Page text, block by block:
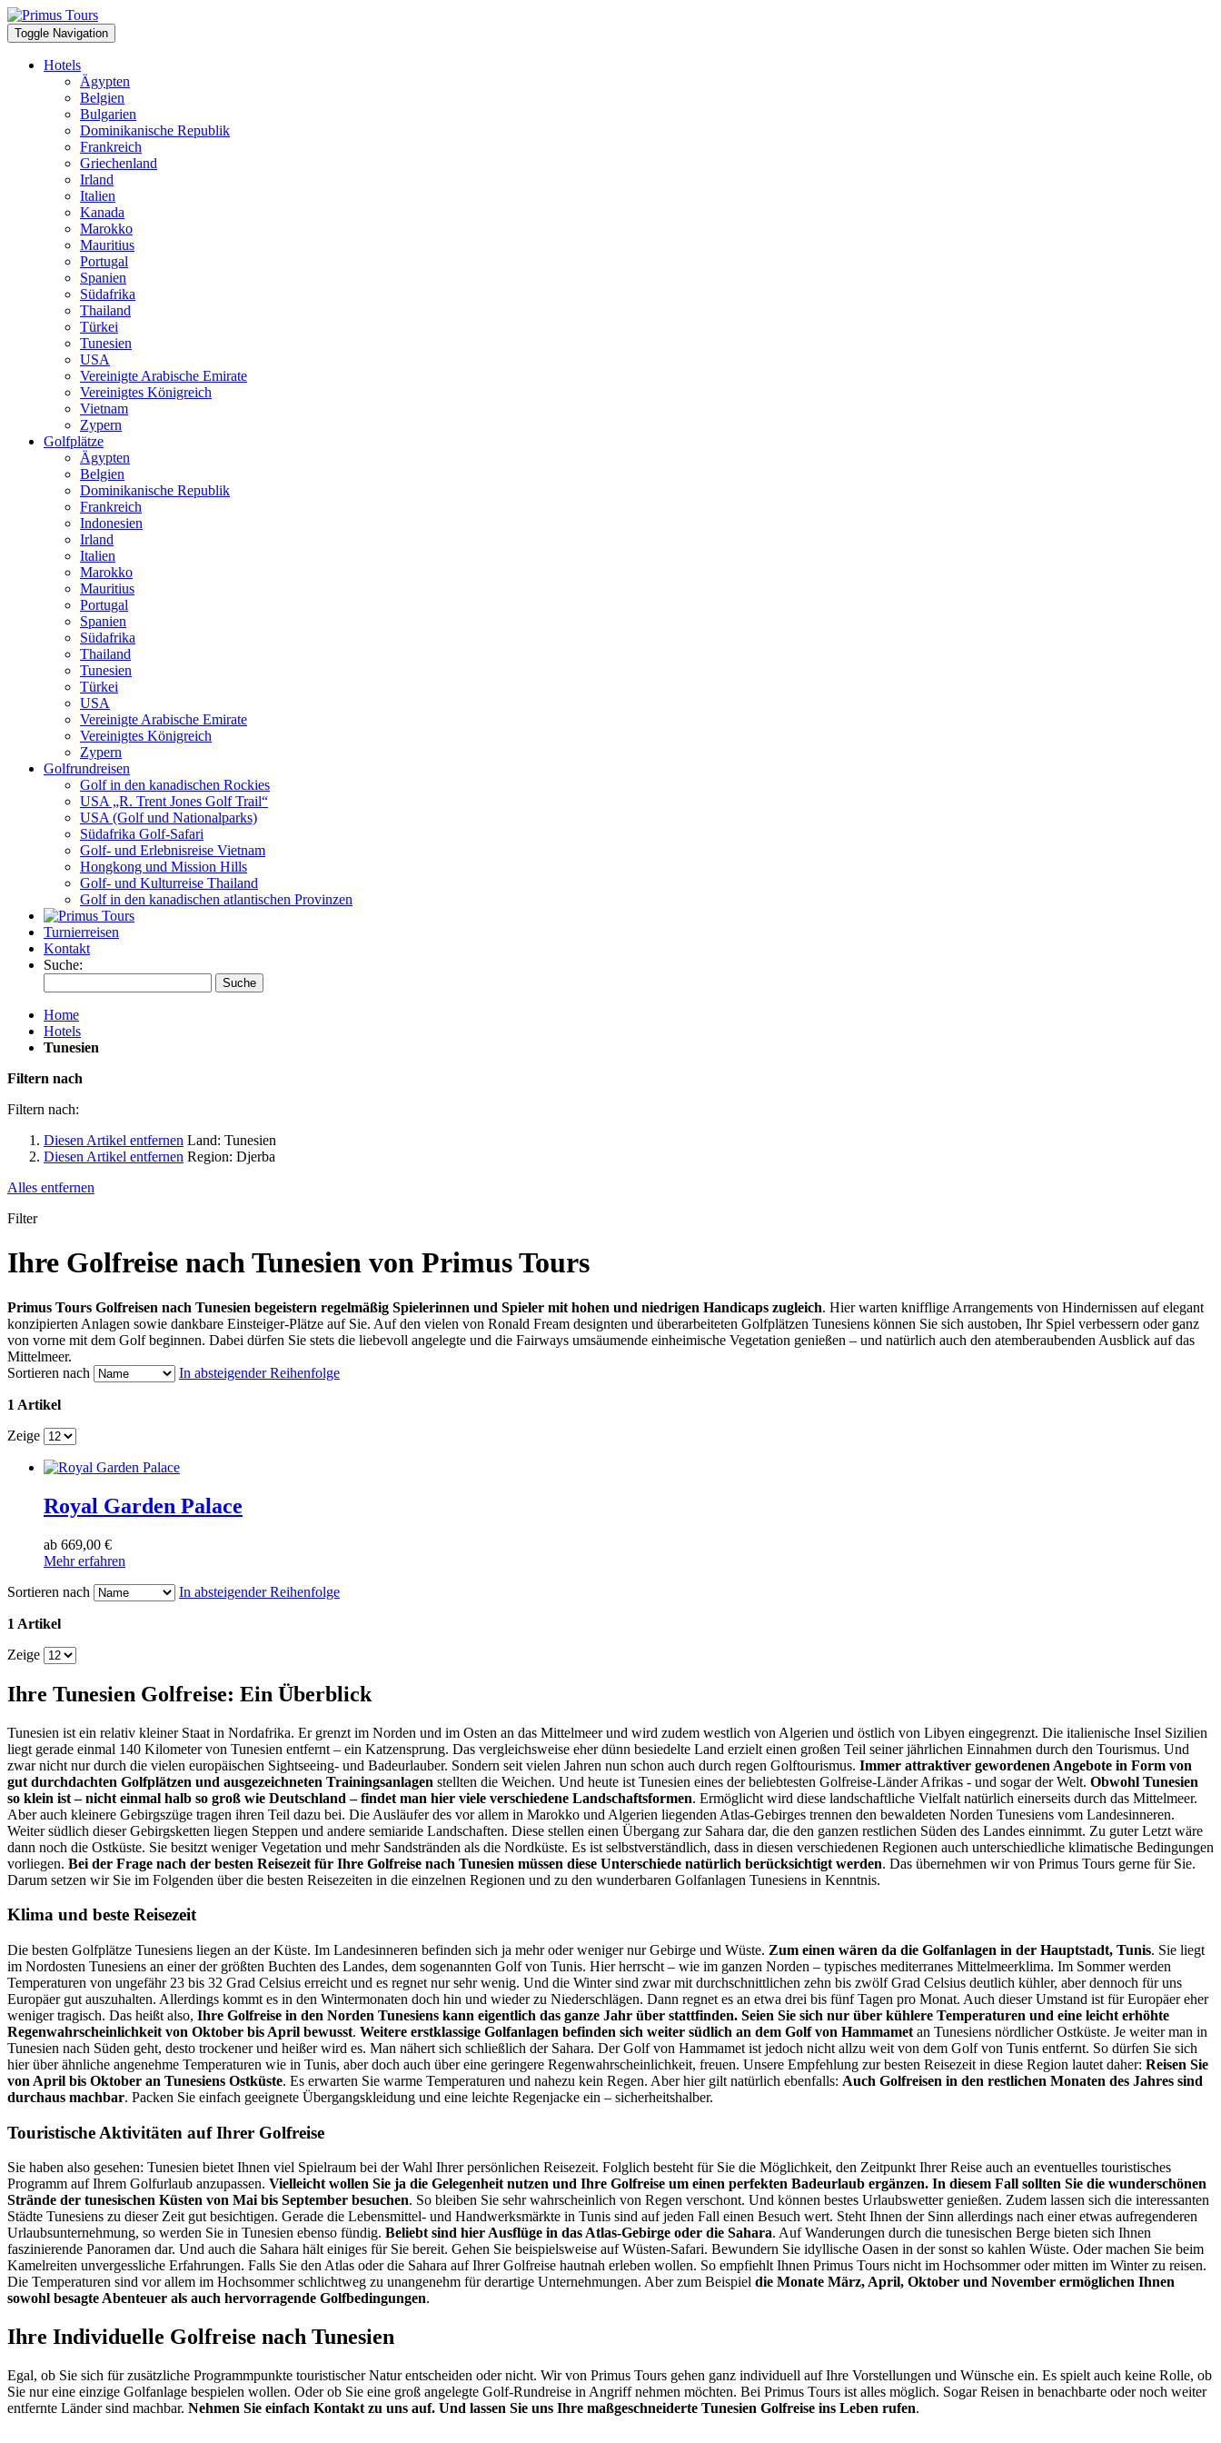
Toggle Navigation
Hotels
Ägypten
Belgien
Bulgarien
Dominikanische Republik
Frankreich
Griechenland
Irland
Italien
Kanada
Marokko
Mauritius
Portugal
Spanien
Südafrika
Thailand
Türkei
Tunesien
USA
Vereinigte Arabische Emirate
Vereinigtes Königreich
Vietnam
Zypern
Golfplätze
Ägypten
Belgien
Dominikanische Republik
Frankreich
Indonesien
Irland
Italien
Marokko
Mauritius
Portugal
Spanien
Südafrika
Thailand
Tunesien
Türkei
USA
Vereinigte Arabische Emirate
Vereinigtes Königreich
Zypern
Golfrundreisen
Golf in den kanadischen Rockies
USA „R. Trent Jones Golf Trail“
USA (Golf und Nationalparks)
Südafrika Golf-Safari
Golf- und Erlebnisreise Vietnam
Hongkong und Mission Hills
Golf- und Kulturreise Thailand
Golf in den kanadischen atlantischen Provinzen
Turnierreisen
Kontakt
Suche:
Suche
Home
Hotels
Tunesien
Filtern nach
Filtern nach:
Diesen Artikel entfernen Land: Tunesien
Diesen Artikel entfernen Region: Djerba
Alles entfernen
Filter
Ihre Golfreise nach Tunesien von Primus Tours
Primus Tours Golfreisen nach Tunesien begeistern regelmäßig Spielerinnen und Spieler mit hohen und niedrigen Handicaps zugleich. Hier warten knifflige Arrangements von Hindernissen auf elegant
konzipierten Anlagen sowie dankbare Einsteiger-Plätze auf Sie. Auf den vielen von Ronald Fream designten und überarbeiteten Golfplätzen Tunesiens können Sie sich austoben, Ihr Spiel verbessern oder ganz
von vorne mit dem Golf beginnen. Dabei dürfen Sie stets die liebevoll angelegte und die Fairways umsäumende einheimische Vegetation genießen – und natürlich auch den atemberaubenden Ausblick auf das
Mittelmeer.
Sortieren nach
In absteigender Reihenfolge
1 Artikel
Zeige
Royal Garden Palace
ab 669,00 €
Mehr erfahren
Sortieren nach
In absteigender Reihenfolge
1 Artikel
Zeige
Ihre Tunesien Golfreise: Ein Überblick
Tunesien ist ein relativ kleiner Staat in Nordafrika. Er grenzt im Norden und im Osten an das Mittelmeer und wird zudem westlich von Algerien und östlich von Libyen eingegrenzt. Die italienische Insel Sizilien
liegt gerade einmal 140 Kilometer von Tunesien entfernt – ein Katzensprung. Das vergleichsweise eher dünn besiedelte Land erzielt einen großen Teil seiner jährlichen Einnahmen durch den Tourismus. Und
zwar nicht nur durch die vielen europäischen Sightseeing- und Badeurlauber. Sondern seit vielen Jahren nun schon auch durch regen Golftourismus. Immer attraktiver gewordenen Angebote in Form von
gut durchdachten Golfplätzen und ausgezeichneten Trainingsanlagen stellten die Weichen. Und heute ist Tunesien eines der beliebtesten Golfreise-Länder Afrikas - und sogar der Welt. Obwohl Tunesien
so klein ist – nicht einmal halb so groß wie Deutschland – findet man hier viele verschiedene Landschaftsformen. Ermöglicht wird diese landschaftliche Vielfalt natürlich einerseits durch das Mittelmeer.
Aber auch kleinere Gebirgszüge tragen ihren Teil dazu bei. Die Ausläufer des vor allem in Marokko und Algerien liegenden Atlas-Gebirges trennen den bewaldeten Norden Tunesiens vom Landesinneren.
Weiter südlich dieser Gebirgsketten liegen Steppen und andere semiaride Landschaften. Diese stellen einen Übergang zur Sahara dar, die den ganzen restlichen Süden des Landes einnimmt. Zu guter Letzt wäre
dann noch die Ostküste. Sie besitzt weniger Vegetation und mehr Sandstränden als die Nordküste. Es ist selbstverständlich, dass in diesen verschiedenen Regionen auch unterschiedliche klimatische Bedingungen
vorliegen. Bei der Frage nach der besten Reisezeit für Ihre Golfreise nach Tunesien müssen diese Unterschiede natürlich berücksichtigt werden. Das übernehmen wir von Primus Tours gerne für Sie.
Darum setzen wir Sie im Folgenden über die besten Reisezeiten in die einzelnen Regionen und zu den wunderbaren Golfanlagen Tunesiens in Kenntnis.
Klima und beste Reisezeit
Die besten Golfplätze Tunesiens liegen an der Küste. Im Landesinneren befinden sich ja mehr oder weniger nur Gebirge und Wüste. Zum einen wären da die Golfanlagen in der Hauptstadt, Tunis. Sie liegt
im Nordosten Tunesiens an einer der größten Buchten des Landes, dem sogenannten Golf von Tunis. Hier herrscht – wie im ganzen Norden – typisches mediterranes Mittelmeerklima. Im Sommer werden
Temperaturen von ungefähr 23 bis 32 Grad Celsius erreicht und es regnet nur sehr wenig. Und die Winter sind zwar mit durchschnittlichen zehn bis zwölf Grad Celsius deutlich kühler, aber dennoch für uns
Europäer gut auszuhalten. Allerdings kommt es in den Wintermonaten doch hin und wieder zu Niederschlägen. Dann regnet es an etwa drei bis fünf Tagen pro Monat. Auch dieser Umstand ist für Europäer eher
weniger tragisch. Das heißt also, Ihre Golfreise in den Norden Tunesiens kann eigentlich das ganze Jahr über stattfinden. Seien Sie sich nur über kühlere Temperaturen und eine leicht erhöhte
Regenwahrscheinlichkeit von Oktober bis April bewusst. Weitere erstklassige Golfanlagen befinden sich weiter südlich an dem Golf von Hammamet an Tunesiens nördlicher Ostküste. Je weiter man in
Tunesien nach Süden geht, desto trockener und heißer wird es. Man nähert sich schließlich der Sahara. Der Golf von Hammamet ist jedoch nicht allzu weit von dem Golf von Tunis entfernt. So dürfen Sie sich
hier über ähnliche angenehme Temperaturen wie in Tunis, aber doch auch über eine geringere Regenwahrscheinlichkeit, freuen. Unsere Empfehlung zur besten Reisezeit in diese Region lautet daher: Reisen Sie
von April bis Oktober an Tunesiens Ostküste. Es erwarten Sie warme Temperaturen und nahezu kein Regen. Aber hier gilt natürlich ebenfalls: Auch Golfreisen in den restlichen Monaten des Jahres sind
durchaus machbar. Packen Sie einfach geeignete Übergangskleidung und eine leichte Regenjacke ein – sicherheitshalber.
Touristische Aktivitäten auf Ihrer Golfreise
Sie haben also gesehen: Tunesien bietet Ihnen viel Spielraum bei der Wahl Ihrer persönlichen Reisezeit. Folglich besteht für Sie die Möglichkeit, den Zeitpunkt Ihrer Reise auch an eventuelles touristisches
Programm auf Ihrem Golfurlaub anzupassen. Vielleicht wollen Sie ja die Gelegenheit nutzen und Ihre Golfreise um einen perfekten Badeurlaub ergänzen. In diesem Fall sollten Sie die wunderschönen
Strände der tunesischen Küsten von Mai bis September besuchen. So bleiben Sie sehr wahrscheinlich von Regen verschont. Und können bestes Urlaubswetter genießen. Zudem lassen sich die interessanten
Städte Tunesiens zu dieser Zeit gut besichtigen. Gerade die Lebensmittel- und Handwerksmärkte in Tunis sind auf jeden Fall einen Besuch wert. Steht Ihnen der Sinn allerdings nach einer etwas aufregenderen
Urlaubsunternehmung, so werden Sie in Tunesien ebenso fündig. Beliebt sind hier Ausflüge in das Atlas-Gebirge oder die Sahara. Auf Wanderungen durch die tunesischen Berge bieten sich Ihnen
faszinierende Panoramen dar. Und auch die Sahara hält einiges für Sie bereit. Gehen Sie beispielsweise auf Wüsten-Safari. Bewundern Sie idyllische Oasen in der sonst so kahlen Wüste. Oder machen Sie beim
Kamelreiten unvergessliche Erfahrungen. Falls Sie den Atlas oder die Sahara auf Ihrer Golfreise hautnah erleben wollen. So empfiehlt Ihnen Primus Tours nicht im Hochsommer oder mitten im Winter zu reisen.
Die Temperaturen sind vor allem im Hochsommer schlichtweg zu unangenehm für derartige Unternehmungen. Aber zum Beispiel die Monate März, April, Oktober und November ermöglichen Ihnen
sowohl besagte Abenteuer als auch hervorragende Golfbedingungen.
Ihre Individuelle Golfreise nach Tunesien
Egal, ob Sie sich für zusätzliche Programmpunkte touristischer Natur entscheiden oder nicht. Wir von Primus Tours gehen ganz individuell auf Ihre Vorstellungen und Wünsche ein. Es spielt auch keine Rolle, ob
Sie nur eine einzige Golfanlage bespielen wollen. Oder ob Sie eine groß angelegte Golf-Rundreise in Angriff nehmen möchten. Bei Primus Tours ist alles möglich. Sogar Reisen in benachbarte oder noch weiter
entfernte Länder sind machbar. Nehmen Sie einfach Kontakt zu uns auf. Und lassen Sie uns Ihre maßgeschneiderte Tunesien Golfreise ins Leben rufen.